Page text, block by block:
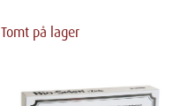
Tomt på lager